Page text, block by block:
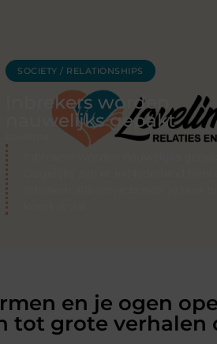
SOCIETY / RELATIONSHIPS
Inbrekers worden
nauwelijks gepakt
en je ogen
tot grote verhalen